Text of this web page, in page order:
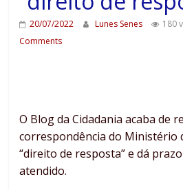
20/07/2022 Lunes Senes 180
Comments
O Blog da Cidadania acaba de
correspondência do Ministério
“direito de resposta” e dá
atendido.